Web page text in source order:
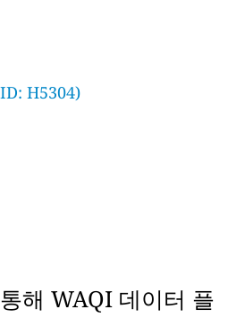
H5304)
해 WAQI 데이터 플